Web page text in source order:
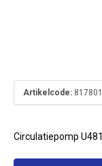
Artikelcode:
Circulatiepomp